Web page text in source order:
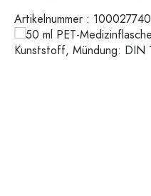
Artikelnummer : 100027740